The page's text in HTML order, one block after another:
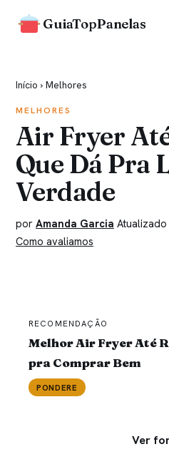
GuiaTopPanelas
Início › Melhores
MELHORES
Air Fryer
Que Dá Pra
Verdade
por Amanda Garcia
Como avaliamos
RECOMENDAÇÃO
Melhor Air Fryer Até
pra Comprar Bem
PONDERE
Ver